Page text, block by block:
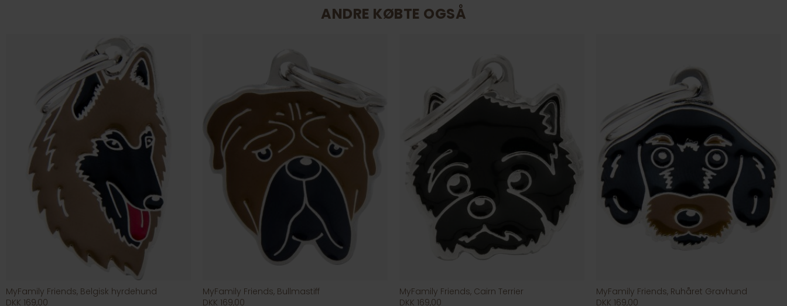
ANDRE KØBTE OGSÅ
MyFamily Friends, Belgisk hyrdehund
DKK 169,00
MyFamily Friends, Bullmastiff
DKK 169,00
MyFamily Friends, Cairn Terrier
DKK 169,00
MyFamily Friends, Ruhåret Gravhund
DKK 169,00